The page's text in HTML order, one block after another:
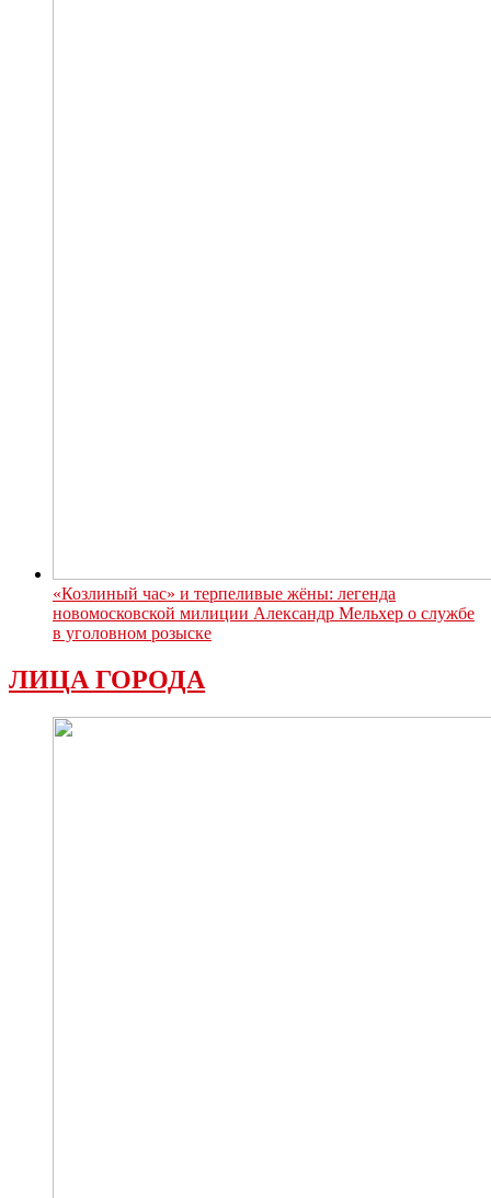
«Козлиный час» и терпеливые жёны: легенда
новомосковской милиции Александр Мельхер о службе
в уголовном розыске
ЛИЦА ГОРОДА